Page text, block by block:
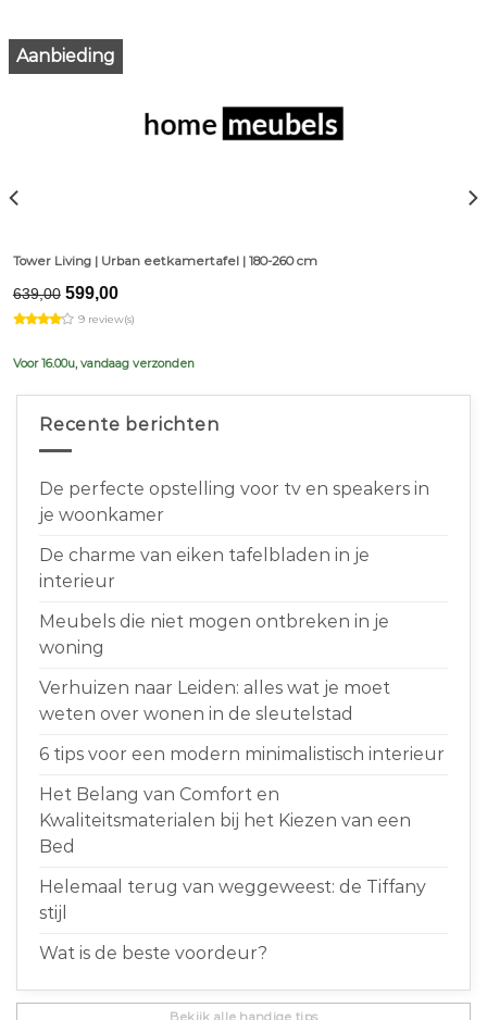
Aanbieding
Tower Living | Urban eetkamertafel | 180-260 cm
639,00 Original
price
was:
599,00Current
is:
9 review(s)
Voor 16.00u, vandaag verzonden
Recente berichten
De perfecte opstelling voor tv en speakers in
je woonkamer
De charme van eiken tafelbladen in je
interieur
Meubels die niet mogen ontbreken in je
woning
Verhuizen naar Leiden: alles wat je moet
weten over wonen in de sleutelstad
6 tips voor een modern minimalistisch interieur
Het Belang van Comfort en
Kwaliteitsmaterialen bij het Kiezen van een
Bed
Helemaal terug van weggeweest: de Tiffany
stijl
Wat is de beste voordeur?